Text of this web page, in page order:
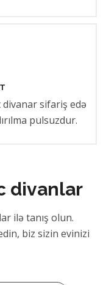
sifariş edə
pulsuzdur.
divanlar
ilə tanış olun.
biz sizin evinizi